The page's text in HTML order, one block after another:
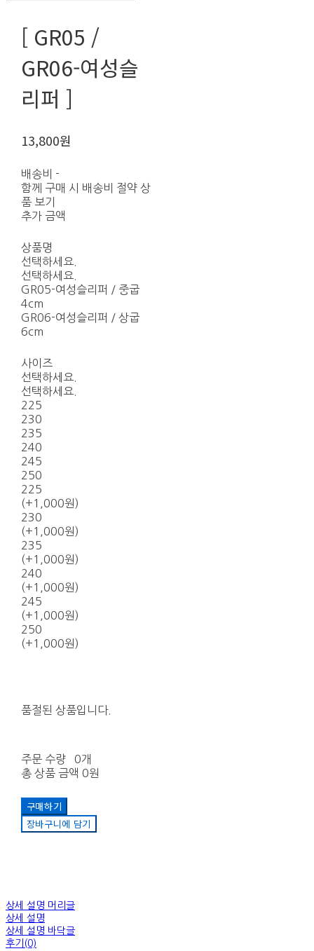
[ GR05 /
GR06-여성슬
리퍼 ]
13,800원
배송비 -
함께 구매 시 배송비 절약 상
품 보기
추가 금액
상품명
선택하세요.
선택하세요.
GR05-여성슬리퍼 / 중굽
4cm
GR06-여성슬리퍼 / 상굽
6cm
사이즈
선택하세요.
선택하세요.
225
230
235
240
245
250
225
(+1,000원)
230
(+1,000원)
235
(+1,000원)
240
(+1,000원)
245
(+1,000원)
250
(+1,000원)
품절된 상품입니다.
주문 수량
0개
총 상품 금액 0원
구매하기
장바구니에 담기
상세 설명 머리글
상세 설명
상세 설명 바닥글
후기(0)